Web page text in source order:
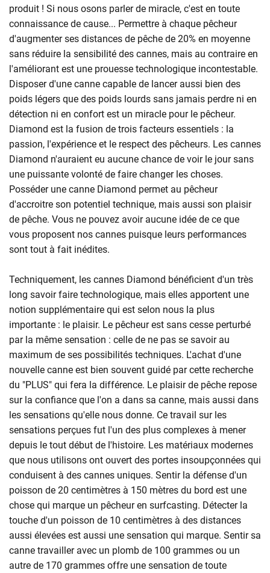
produit ! Si nous osons parler de miracle, c'est en toute
connaissance de cause... Permettre à chaque pêcheur
d'augmenter ses distances de pêche de 20% en moyenne
sans réduire la sensibilité des cannes, mais au contraire en
l'améliorant est une prouesse technologique incontestable.
Disposer d'une canne capable de lancer aussi bien des
poids légers que des poids lourds sans jamais perdre ni en
détection ni en confort est un miracle pour le pêcheur.
Diamond est la fusion de trois facteurs essentiels : la
passion, l'expérience et le respect des pêcheurs. Les cannes
Diamond n'auraient eu aucune chance de voir le jour sans
une puissante volonté de faire changer les choses.
Posséder une canne Diamond permet au pêcheur
d'accroitre son potentiel technique, mais aussi son plaisir
de pêche. Vous ne pouvez avoir aucune idée de ce que
vous proposent nos cannes puisque leurs performances
sont tout à fait inédites.
Techniquement, les cannes Diamond bénéficient d'un très
long savoir faire technologique, mais elles apportent une
notion supplémentaire qui est selon nous la plus
importante : le plaisir. Le pêcheur est sans cesse perturbé
par la même sensation : celle de ne pas se savoir au
maximum de ses possibilités techniques. L'achat d'une
nouvelle canne est bien souvent guidé par cette recherche
du "PLUS" qui fera la différence. Le plaisir de pêche repose
sur la confiance que l'on a dans sa canne, mais aussi dans
les sensations qu'elle nous donne. Ce travail sur les
sensations perçues fut l'un des plus complexes à mener
depuis le tout début de l'histoire. Les matériaux modernes
que nous utilisons ont ouvert des portes insoupçonnées qui
conduisent à des cannes uniques. Sentir la défense d'un
poisson de 20 centimètres à 150 mètres du bord est une
chose qui marque un pêcheur en surfcasting. Détecter la
touche d'un poisson de 10 centimètres à des distances
aussi élevées est aussi une sensation qui marque. Sentir sa
canne travailler avec un plomb de 100 grammes ou un
autre de 170 grammes offre une sensation de toute